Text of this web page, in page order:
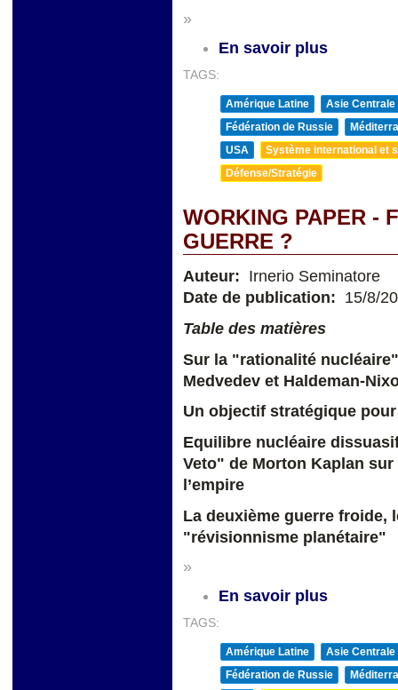
»
En savoir plus
TAGS:
Amérique Latine
Asie Centrale
Fédération de Russie
USA
Système international et
Défense/Stratégie
WORKING PAPER -
GUERRE ?
Auteur: Irnerio Seminatore
Date de publication: 15/8/
Table des matières
Sur la "rationalité
Medvedev et Haldeman-
Un objectif stratégique pour
Equilibre nucléaire
Veto" de Morton Kaplan sur
l’empire
La deuxième guerre froide,
"révisionnisme planétaire"
»
En savoir plus
TAGS:
Amérique Latine
Asie Centrale
Fédération de Russie